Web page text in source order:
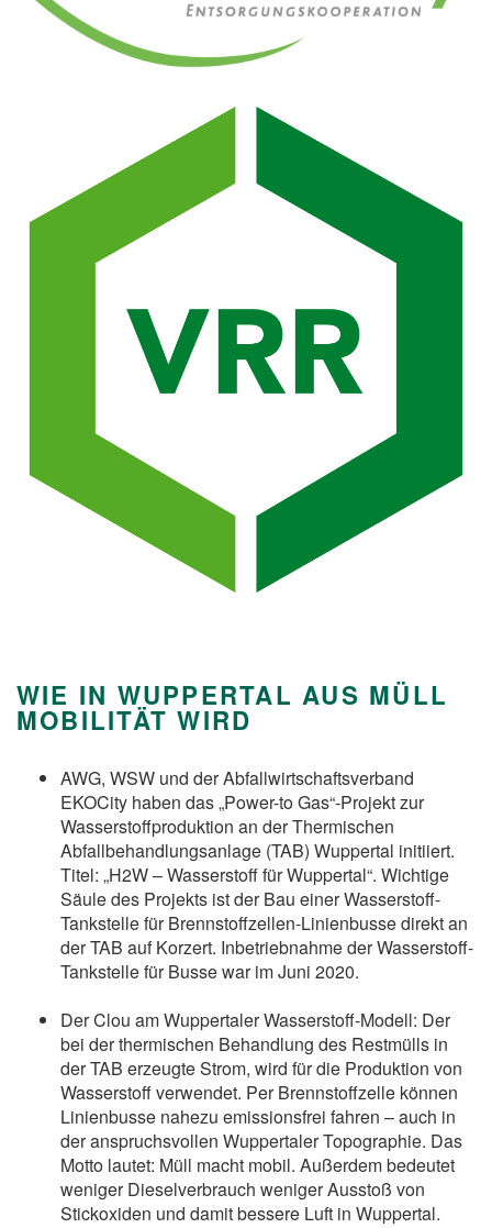
WIE IN WUPPERTAL AUS MÜLL
MOBILITÄT WIRD
AWG, WSW und der Abfallwirtschaftsverband
EKOCity haben das „Power-to Gas“-Projekt zur
Wasserstoffproduktion an der Thermischen
Abfallbehandlungsanlage (TAB) Wuppertal initiiert.
Titel: „H2W – Wasserstoff für Wuppertal“. Wichtige
Säule des Projekts ist der Bau einer Wasserstoff-
Tankstelle für Brennstoffzellen-Linienbusse direkt an
der TAB auf Korzert. Inbetriebnahme der Wasserstoff-
Tankstelle für Busse war im Juni 2020.
Der Clou am Wuppertaler Wasserstoff-Modell: Der
bei der thermischen Behandlung des Restmülls in
der TAB erzeugte Strom, wird für die Produktion von
Wasserstoff verwendet. Per Brennstoffzelle können
Linienbusse nahezu emissionsfrei fahren – auch in
der anspruchsvollen Wuppertaler Topographie. Das
Motto lautet: Müll macht mobil. Außerdem bedeutet
weniger Dieselverbrauch weniger Ausstoß von
Stickoxiden und damit bessere Luft in Wuppertal.